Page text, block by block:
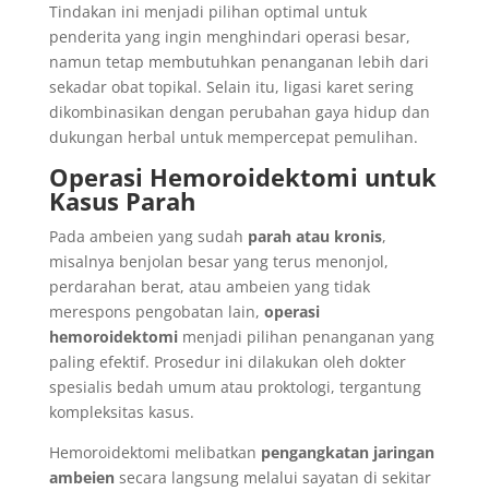
Tindakan ini menjadi pilihan optimal untuk
penderita yang ingin menghindari operasi besar,
namun tetap membutuhkan penanganan lebih dari
sekadar obat topikal. Selain itu, ligasi karet sering
dikombinasikan dengan perubahan gaya hidup dan
dukungan herbal untuk mempercepat pemulihan.
Operasi Hemoroidektomi untuk
Kasus Parah
Pada ambeien yang sudah parah atau kronis,
misalnya benjolan besar yang terus menonjol,
perdarahan berat, atau ambeien yang tidak
merespons pengobatan lain, operasi
hemoroidektomimenjadi pilihan penanganan yang
paling efektif. Prosedur ini dilakukan oleh dokter
spesialis bedah umum atau proktologi, tergantung
kompleksitas kasus.
Hemoroidektomi melibatkan pengangkatan jaringan
ambeiensecara langsung melalui sayatan di sekitar